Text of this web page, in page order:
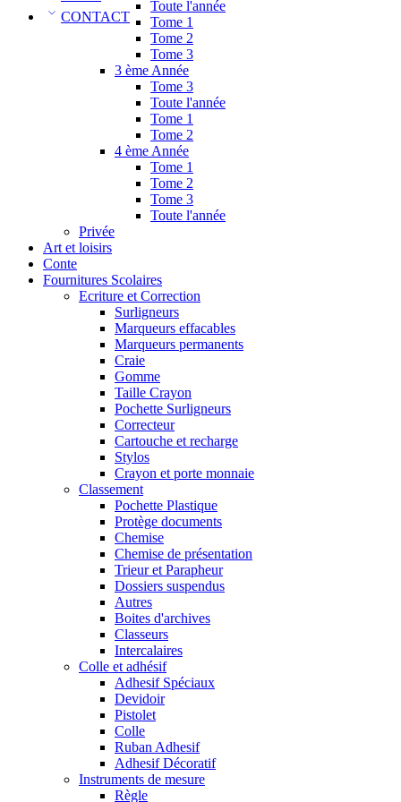
CONTACT
Toute l'année
Tome 1
Tome 2
Tome 3
3 ème Année
Tome 3
Toute l'année
Tome 1
Tome 2
4 ème Année
Tome 1
Tome 2
Tome 3
Toute l'année
Privée
Art et loisirs
Conte
Fournitures Scolaires
Ecriture et Correction
Surligneurs
Marqueurs effacables
Marqueurs permanents
Craie
Gomme
Taille Crayon
Pochette Surligneurs
Correcteur
Cartouche et recharge
Stylos
Crayon et porte monnaie
Classement
Pochette Plastique
Protège documents
Chemise
Chemise de présentation
Trieur et Parapheur
Dossiers suspendus
Autres
Boites d'archives
Classeurs
Intercalaires
Colle et adhésif
Adhesif Spéciaux
Devidoir
Pistolet
Colle
Ruban Adhesif
Adhesif Décoratif
Instruments de mesure
Règle